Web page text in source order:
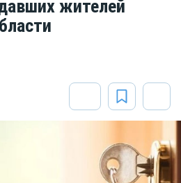
жителей